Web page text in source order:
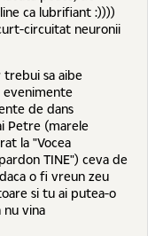
ca lubrifiant :))))
circuitat neuronii
trebui sa aibe
evenimente
de dans
Petre (marele
la "Vocea
TINE") ceva de
o fi vreun zeu
si tu ai putea-o
nu vina